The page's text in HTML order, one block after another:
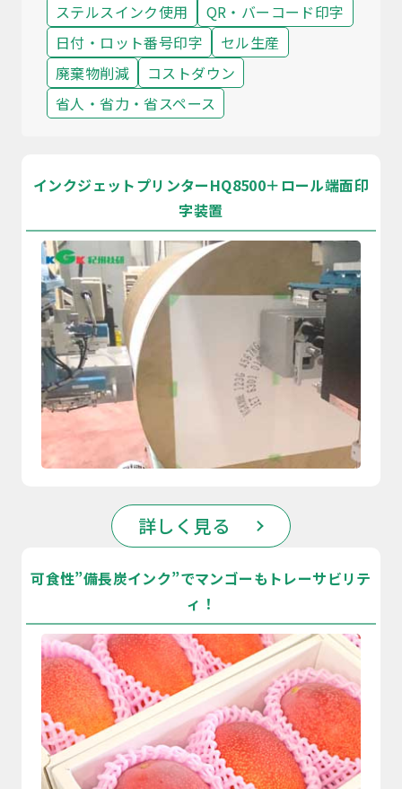
ステルスインク使用
QR・バーコード印字
日付・ロット番号印字
セル生産
廃棄物削減
コストダウン
省人・省力・省スペース
インクジェットプリンターHQ8500＋ロール端面印
字装置
詳しく見る
可食性”備長炭インク”でマンゴーもトレーサビリテ
ィ！